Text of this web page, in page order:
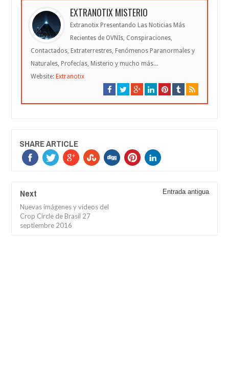
EXTRANOTIX MISTERIO
Extranotix Presentando Las Noticias Más
Recientes de OVNIs, Conspiraciones,
Contactados, Extraterrestres, Fenómenos Paranormales y
Naturales, Profecías, Misterio y mucho más...
Website: Extranotix
SHARE ARTICLE
Next
Nuevas imágenes y vídeos del
Crop Circle de Brasil 27
septiembre 2016
Entrada antigua